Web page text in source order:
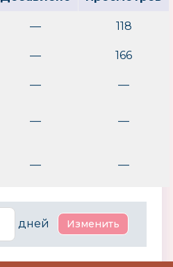
— 118
— 166
— —
— —
— —
дней